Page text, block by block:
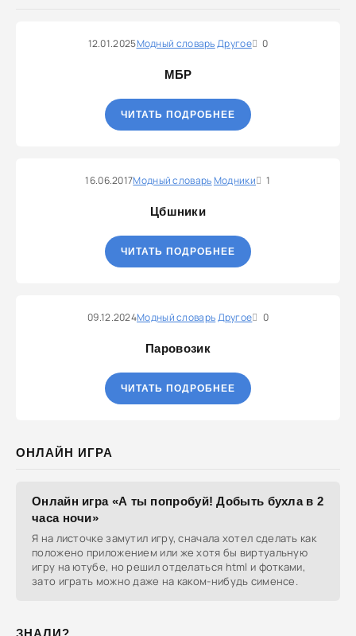
12.01.2025Модный словарьДругое 0
МБР
ЧИТАТЬ ПОДРОБНЕЕ
16.06.2017Модный словарьМодники 1
Цбшники
ЧИТАТЬ ПОДРОБНЕЕ
09.12.2024Модный словарьДругое 0
Паровозик
ЧИТАТЬ ПОДРОБНЕЕ
ОНЛАЙН ИГРА
Онлайн игра «А ты попробуй! Добыть бухла в 2
часа ночи»
Я на листочке замутил игру, сначала хотел сделать как
положено приложением или же хотя бы виртуальную
игру на ютубе, но решил отделаться html и фотками,
зато играть можно даже на каком-нибудь сименсе.
ЗНАЛИ?